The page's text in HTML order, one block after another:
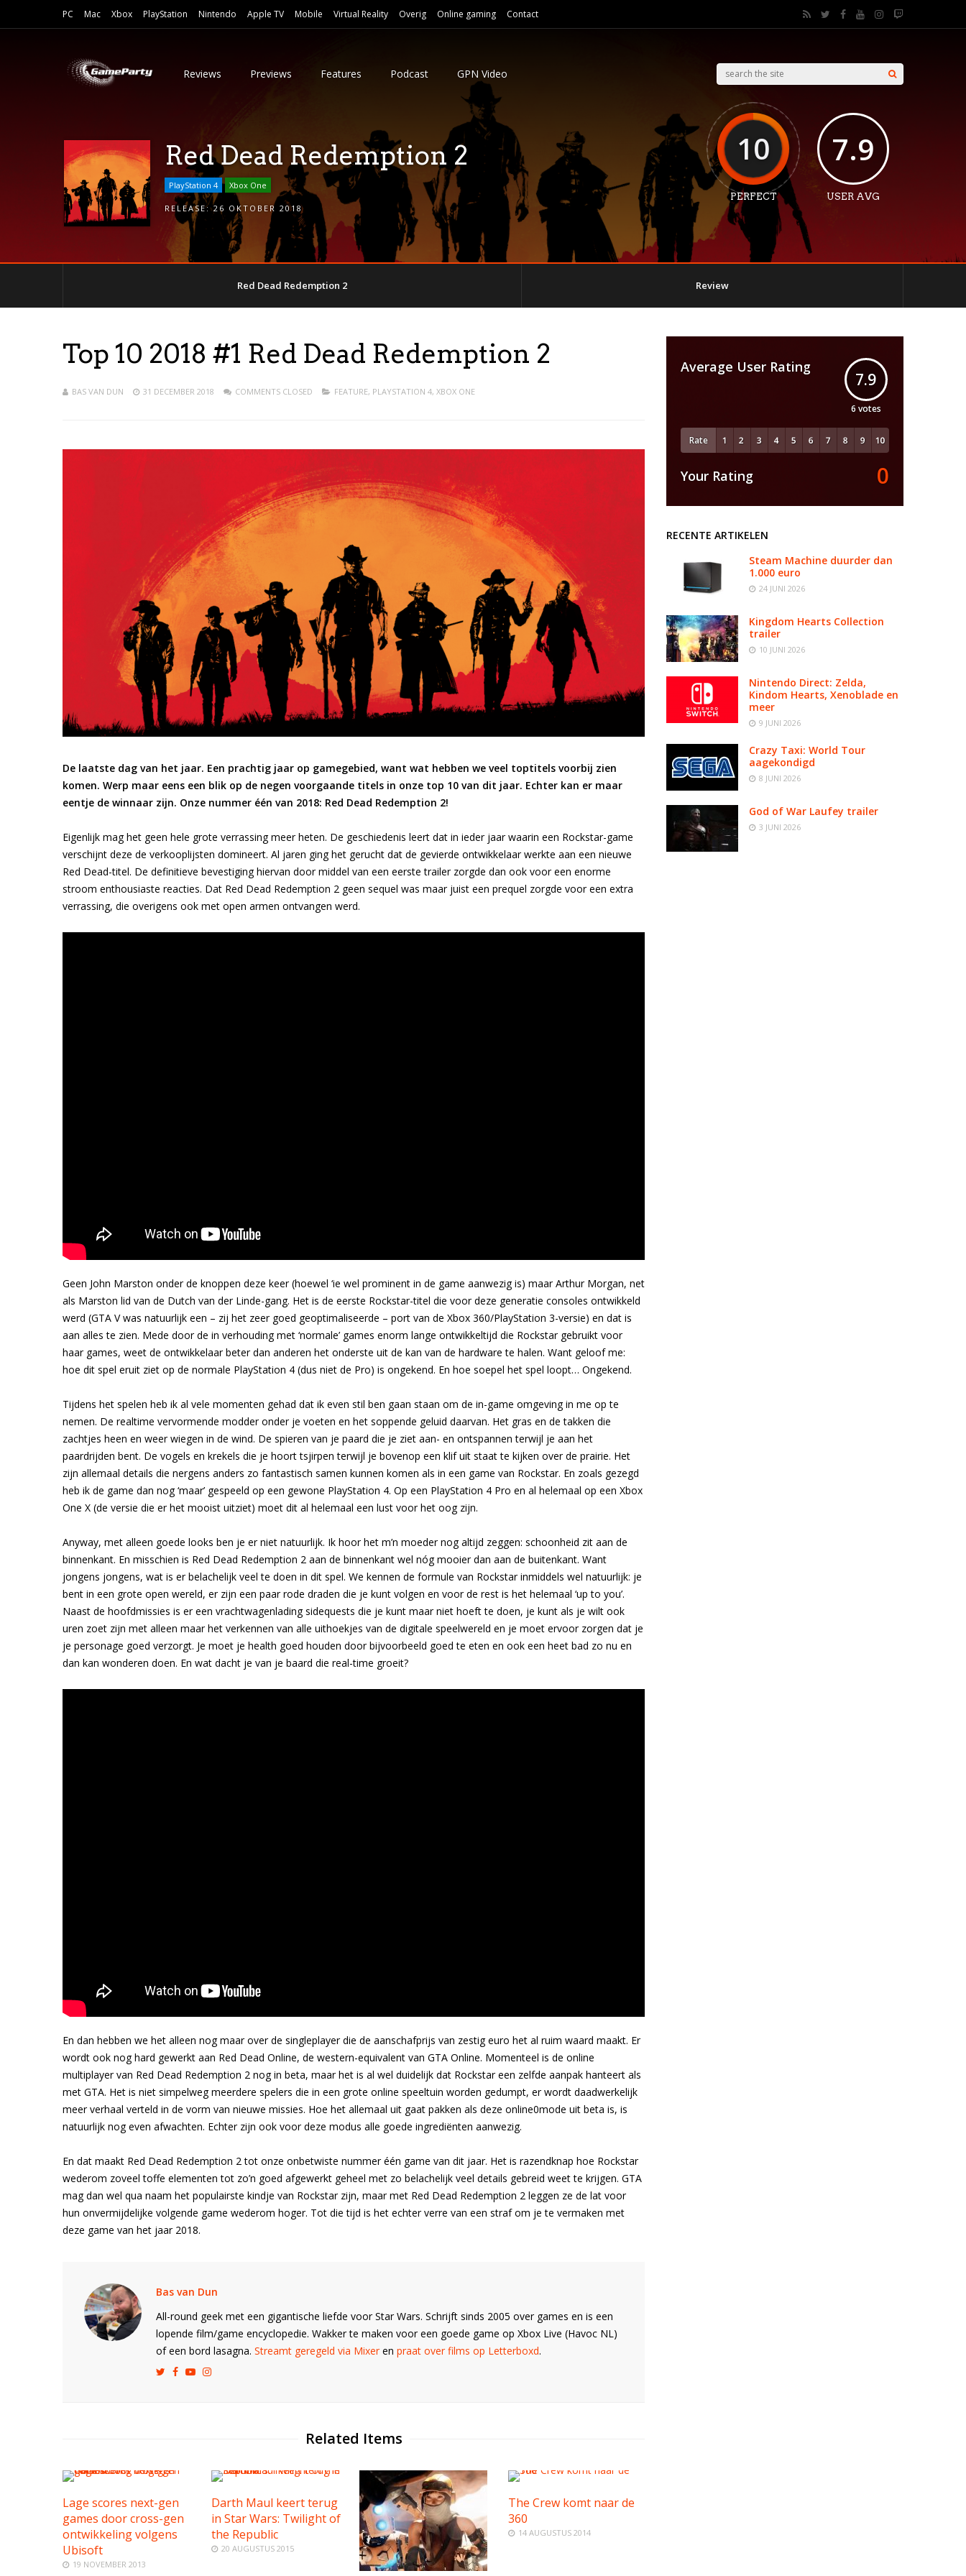
PC Mac Xbox PlayStation Nintendo Apple TV Mobile Virtual Reality Overig Online gaming Contact
Reviews Previews Features Podcast GPN Video
Red Dead Redemption 2
PlayStation 4 Xbox One
RELEASE:26 OKTOBER 2018
10
PERFECT
7.9
USER AVG
Red Dead Redemption 2 Review
Top 10 2018 #1 Red Dead Redemption 2
BAS VAN DUN 31 DECEMBER 2018 COMMENTS CLOSED FEATURE, PLAYSTATION 4, XBOX ONE
De laatste dag van het jaar. Een prachtig jaar op gamegebied, want wat hebben we veel toptitels voorbij zien
komen. Werp maar eens een blik op de negen voorgaande titels in onze top 10 van dit jaar. Echter kan er maar
eentje de winnaar zijn. Onze nummer één van 2018: Red Dead Redemption 2!
Eigenlijk mag het geen hele grote verrassing meer heten. De geschiedenis leert dat in ieder jaar waarin een Rockstar-game
verschijnt deze de verkooplijsten domineert. Al jaren ging het gerucht dat de gevierde ontwikkelaar werkte aan een nieuwe
Red Dead-titel. De definitieve bevestiging hiervan door middel van een eerste trailer zorgde dan ook voor een enorme
stroom enthousiaste reacties. Dat Red Dead Redemption 2 geen sequel was maar juist een prequel zorgde voor een extra
verrassing, die overigens ook met open armen ontvangen werd.
Geen John Marston onder de knoppen deze keer (hoewel ‘ie wel prominent in de game aanwezig is) maar Arthur Morgan, net
als Marston lid van de Dutch van der Linde-gang. Het is de eerste Rockstar-titel die voor deze generatie consoles ontwikkeld
werd (GTA V was natuurlijk een – zij het zeer goed geoptimaliseerde – port van de Xbox 360/PlayStation 3-versie) en dat is
aan alles te zien. Mede door de in verhouding met ‘normale’ games enorm lange ontwikkeltijd die Rockstar gebruikt voor
haar games, weet de ontwikkelaar beter dan anderen het onderste uit de kan van de hardware te halen. Want geloof me:
hoe dit spel eruit ziet op de normale PlayStation 4 (dus niet de Pro) is ongekend. En hoe soepel het spel loopt… Ongekend.
Tijdens het spelen heb ik al vele momenten gehad dat ik even stil ben gaan staan om de in-game omgeving in me op te
nemen. De realtime vervormende modder onder je voeten en het soppende geluid daarvan. Het gras en de takken die
zachtjes heen en weer wiegen in de wind. De spieren van je paard die je ziet aan- en ontspannen terwijl je aan het
paardrijden bent. De vogels en krekels die je hoort tsjirpen terwijl je bovenop een klif uit staat te kijken over de prairie. Het
zijn allemaal details die nergens anders zo fantastisch samen kunnen komen als in een game van Rockstar. En zoals gezegd
heb ik de game dan nog ‘maar’ gespeeld op een gewone PlayStation 4. Op een PlayStation 4 Pro en al helemaal op een Xbox
One X (de versie die er het mooist uitziet) moet dit al helemaal een lust voor het oog zijn.
Anyway, met alleen goede looks ben je er niet natuurlijk. Ik hoor het m’n moeder nog altijd zeggen: schoonheid zit aan de
binnenkant. En misschien is Red Dead Redemption 2 aan de binnenkant wel nóg mooier dan aan de buitenkant. Want
jongens jongens, wat is er belachelijk veel te doen in dit spel. We kennen de formule van Rockstar inmiddels wel natuurlijk: je
bent in een grote open wereld, er zijn een paar rode draden die je kunt volgen en voor de rest is het helemaal ‘up to you’.
Naast de hoofdmissies is er een vrachtwagenlading sidequests die je kunt maar niet hoeft te doen, je kunt als je wilt ook
uren zoet zijn met alleen maar het verkennen van alle uithoekjes van de digitale speelwereld en je moet ervoor zorgen dat je
je personage goed verzorgt. Je moet je health goed houden door bijvoorbeeld goed te eten en ook een heet bad zo nu en
dan kan wonderen doen. En wat dacht je van je baard die real-time groeit?
En dan hebben we het alleen nog maar over de singleplayer die de aanschafprijs van zestig euro het al ruim waard maakt. Er
wordt ook nog hard gewerkt aan Red Dead Online, de western-equivalent van GTA Online. Momenteel is de online
multiplayer van Red Dead Redemption 2 nog in beta, maar het is al wel duidelijk dat Rockstar een zelfde aanpak hanteert als
met GTA. Het is niet simpelweg meerdere spelers die in een grote online speeltuin worden gedumpt, er wordt daadwerkelijk
meer verhaal verteld in de vorm van nieuwe missies. Hoe het allemaal uit gaat pakken als deze online0mode uit beta is, is
natuurlijk nog even afwachten. Echter zijn ook voor deze modus alle goede ingrediënten aanwezig.
En dat maakt Red Dead Redemption 2 tot onze onbetwiste nummer één game van dit jaar. Het is razendknap hoe Rockstar
wederom zoveel toffe elementen tot zo’n goed afgewerkt geheel met zo belachelijk veel details gebreid weet te krijgen. GTA
mag dan wel qua naam het populairste kindje van Rockstar zijn, maar met Red Dead Redemption 2 leggen ze de lat voor
hun onvermijdelijke volgende game wederom hoger. Tot die tijd is het echter verre van een straf om je te vermaken met
deze game van het jaar 2018.
Bas van Dun
All-round geek met een gigantische liefde voor Star Wars. Schrijft sinds 2005 over games en is een
lopende film/game encyclopedie. Wakker te maken voor een goede game op Xbox Live (Havoc NL)
of een bord lasagna. Streamt geregeld via Mixeren praat over films op Letterboxd.
Related Items
Lage scores next-gen
games door cross-gen
ontwikkeling volgens
Ubisoft
19 NOVEMBER 2013
Darth Maul keert terug
in Star Wars: Twilight of
the Republic
20 AUGUSTUS 2015
The Crew komt naar de
360
14 AUGUSTUS 2014
Average User Rating
7.9
6 votes
Rate
Your Rating 0
RECENTE ARTIKELEN
Steam Machine duurder dan
1.000 euro
24 JUNI 2026
Kingdom Hearts Collection
trailer
10 JUNI 2026
Nintendo Direct: Zelda,
Kindom Hearts, Xenoblade en
meer
9 JUNI 2026
Crazy Taxi: World Tour
aagekondigd
8 JUNI 2026
God of War Laufey trailer
3 JUNI 2026